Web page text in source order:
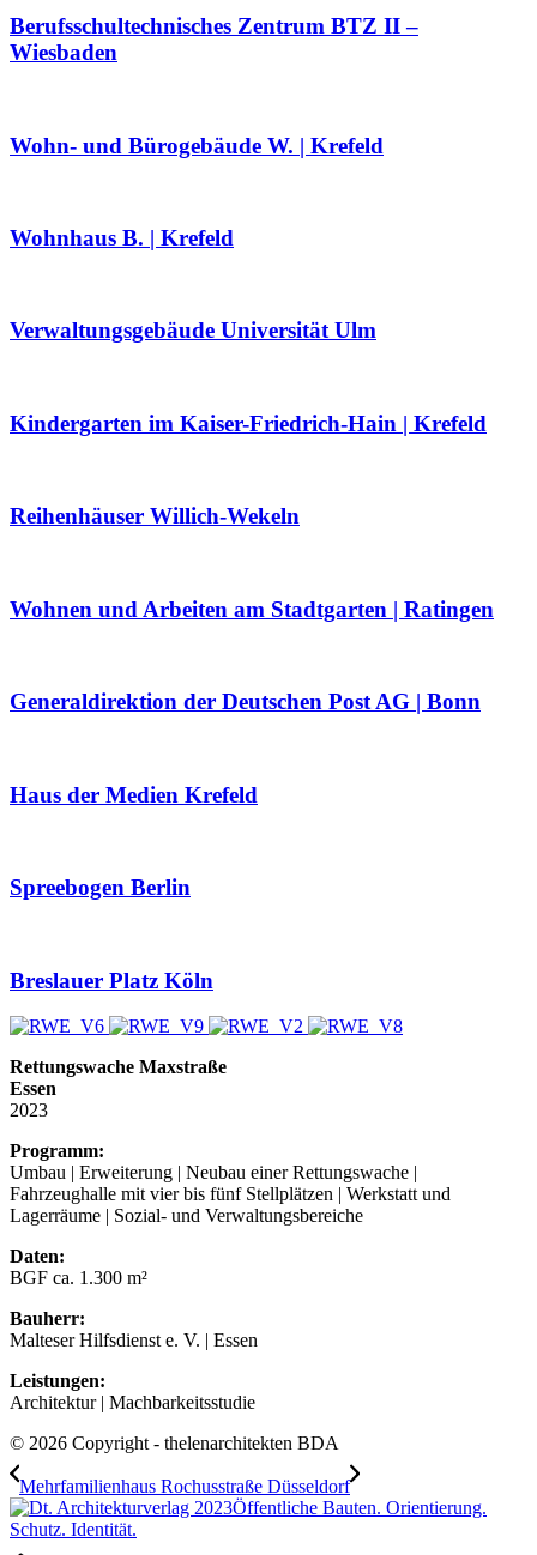
Berufsschultechnisches Zentrum BTZ II –
Wiesbaden
Wohn- und Bürogebäude W. | Krefeld
Wohnhaus B. | Krefeld
Verwaltungsgebäude Universität Ulm
Kindergarten im Kaiser-Friedrich-Hain | Krefeld
Reihenhäuser Willich-Wekeln
Wohnen und Arbeiten am Stadtgarten | Ratingen
Generaldirektion der Deutschen Post AG | Bonn
Haus der Medien Krefeld
Spreebogen Berlin
Breslauer Platz Köln
Rettungswache Maxstraße
Essen
2023
Programm:
Umbau | Erweiterung | Neubau einer Rettungswache |
Fahrzeughalle mit vier bis fünf Stellplätzen | Werkstatt und
Lagerräume | Sozial- und Verwaltungsbereiche
Daten:
BGF ca. 1.300 m²
Bauherr:
Malteser Hilfsdienst e. V. | Essen
Leistungen:
Architektur | Machbarkeitsstudie
© 2026 Copyright - thelenarchitekten BDA
Mehrfamilienhaus Rochusstraße Düsseldorf
Öffentliche Bauten. Orientierung.
Schutz. Identität.